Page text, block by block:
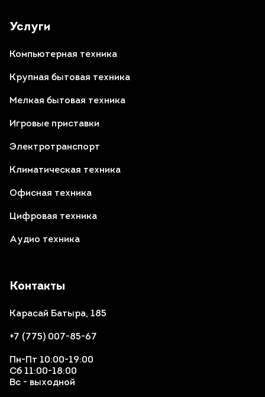
Контакты
Карасай Батыра, 185
+7 (775) 007-85-67
Пн-Пт 10:00-19:00
Сб 11:00-18:00
Вс - выходной
Услуги
Компьютерная техника
Крупная бытовая техника
Мелкая бытовая техника
Игровые приставки
Электротранспорт
Климатическая техника
Офисная техника
Цифровая техника
Аудио техника